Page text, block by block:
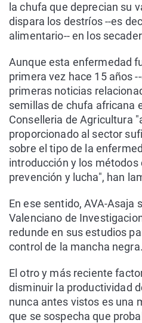
la chufa que deprecian su
dispara los destríos --es
alimentario-- en los
Aunque esta enfermedad
primera vez hace 15 años
primeras noticias
semillas de chufa africana
Conselleria de Agricultura
proporcionado al sector
sobre el tipo de la
introducción y los métodos
prevención y lucha", han
En ese sentido, AVA-Asaja
Valenciano de
redunde en sus estudios
control de la mancha negra.
El otro y más reciente
disminuir la productividad
nunca antes vistos es una
que se sospecha que